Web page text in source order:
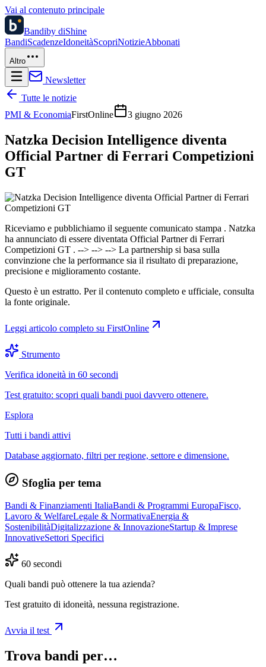
Vai al contenuto principale
Bandiby diShine
BandiScadenzeIdoneitàScopriNotizieAbbonati
Altro
Newsletter
Tutte le notizie
PMI & EconomiaFirstOnline 3 giugno 2026
Natzka Decision Intelligence diventa
Official Partner di Ferrari Competizioni
GT
Riceviamo e pubblichiamo il seguente comunicato stampa . Natzka
ha annunciato di essere diventata Official Partner di Ferrari
Competizioni GT . --> --> --> La partnership si basa sulla
convinzione che la performance sia il risultato di preparazione,
precisione e miglioramento costante.
Questo è un estratto. Per il contenuto completo e ufficiale, consulta
la fonte originale.
Leggi articolo completo su FirstOnline
Strumento
Verifica idoneità in 60 secondi
Test gratuito: scopri quali bandi puoi davvero ottenere.
Esplora
Tutti i bandi attivi
Database aggiornato, filtri per regione, settore e dimensione.
Sfoglia per tema
Bandi & Finanziamenti ItaliaBandi & Programmi EuropaFisco,
Lavoro & WelfareLegale & NormativaEnergia &
SostenibilitàDigitalizzazione & InnovazioneStartup & Imprese
InnovativeSettori Specifici
60 secondi
Quali bandi può ottenere la tua azienda?
Test gratuito di idoneità, nessuna registrazione.
Avvia il test
Trova bandi per…